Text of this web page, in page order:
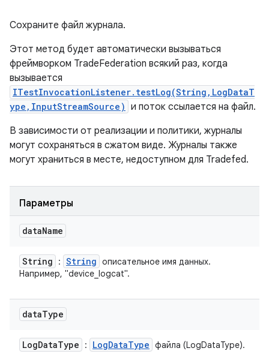
Сохраните файл журнала.
Этот метод будет автоматически вызываться
фреймворком TradeFederation всякий раз, когда
вызывается
ITestInvocationListener.testLog(String,LogDataT
ype,InputStreamSource) и поток ссылается на файл.
В зависимости от реализации и политики, журналы
могут сохраняться в сжатом виде. Журналы также
могут храниться в месте, недоступном для Tradefed.
Параметры
dataName
String : String описательное имя данных.
Например, "device_logcat".
dataType
LogDataType : LogDataType файла (LogDataType).